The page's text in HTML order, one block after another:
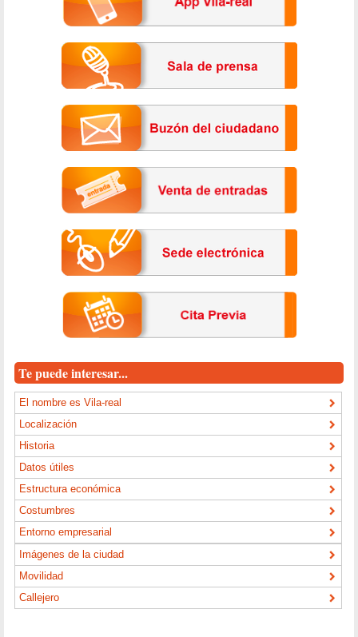
Te puede interesar...
El nombre es Vila-real
Localización
Historia
Datos útiles
Estructura económica
Costumbres
Entorno empresarial
Imágenes de la ciudad
Movilidad
Callejero